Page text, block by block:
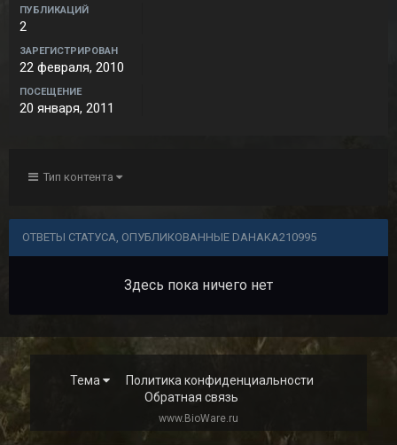
ПУБЛИКАЦИЙ
2
ЗАРЕГИСТРИРОВАН
22 февраля, 2010
ПОСЕЩЕНИЕ
20 января, 2011
Тип контента
ОТВЕТЫ СТАТУСА, ОПУБЛИКОВАННЫЕ DAHAKA210995
Здесь пока ничего нет
Тема
Политика конфиденциальности
Обратная связь
www.BioWare.ru